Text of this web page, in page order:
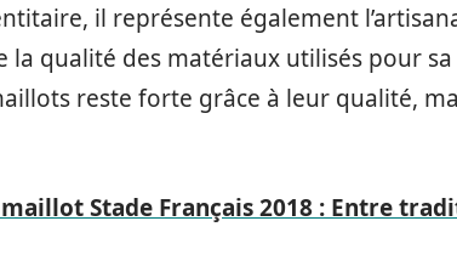
il représente également
la qualité des matériaux utilisés pour
reste forte grâce à leur qualité,
Stade Français 2018 : Entre